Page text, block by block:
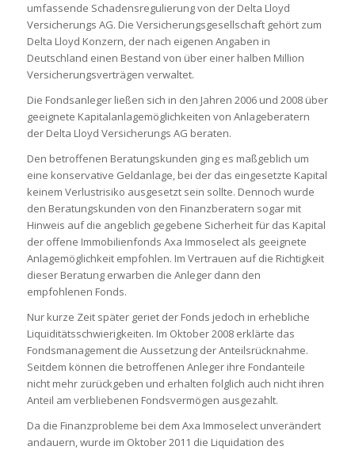
umfassende Schadensregulierung von der Delta Lloyd
Versicherungs AG. Die Versicherungsgesellschaft gehört zum
Delta Lloyd Konzern, der nach eigenen Angaben in
Deutschland einen Bestand von über einer halben Million
Versicherungsverträgen verwaltet.
Die Fondsanleger ließen sich in den Jahren 2006 und 2008 über
geeignete Kapitalanlagemöglichkeiten von Anlageberatern
der Delta Lloyd Versicherungs AG beraten.
Den betroffenen Beratungskunden ging es maßgeblich um
eine konservative Geldanlage, bei der das eingesetzte Kapital
keinem Verlustrisiko ausgesetzt sein sollte. Dennoch wurde
den Beratungskunden von den Finanzberatern sogar mit
Hinweis auf die angeblich gegebene Sicherheit für das Kapital
der offene Immobilienfonds Axa Immoselect als geeignete
Anlagemöglichkeit empfohlen. Im Vertrauen auf die Richtigkeit
dieser Beratung erwarben die Anleger dann den
empfohlenen Fonds.
Nur kurze Zeit später geriet der Fonds jedoch in erhebliche
Liquiditätsschwierigkeiten. Im Oktober 2008 erklärte das
Fondsmanagement die Aussetzung der Anteilsrücknahme.
Seitdem können die betroffenen Anleger ihre Fondanteile
nicht mehr zurückgeben und erhalten folglich auch nicht ihren
Anteil am verbliebenen Fondsvermögen ausgezahlt.
Da die Finanzprobleme bei dem Axa Immoselect unverändert
andauern, wurde im Oktober 2011 die Liquidation des